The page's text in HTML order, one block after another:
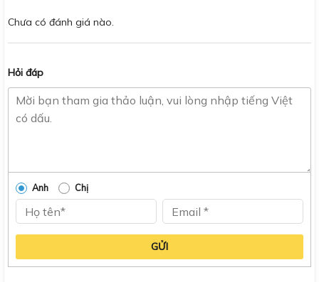
Chưa có đánh giá nào.
Hỏi đáp
Anh Chị
GỬI